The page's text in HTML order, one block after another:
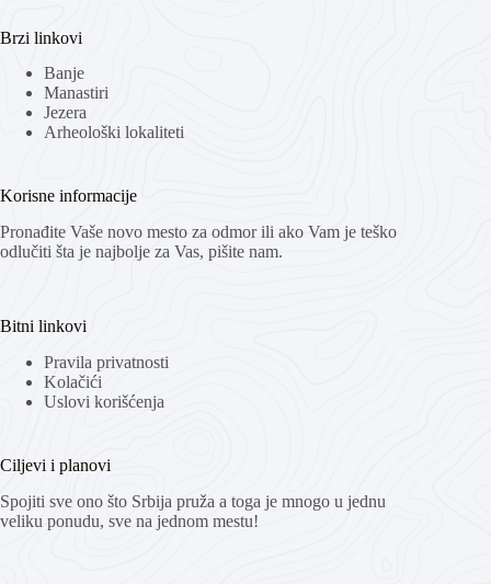
Brzi linkovi
Banje
Manastiri
Jezera
Arheološki lokaliteti
Korisne informacije
Pronađite Vaše novo mesto za odmor ili ako Vam je teško
odlučiti šta je najbolje za Vas, pišite nam.
Bitni linkovi
Pravila privatnosti
Kolačići
Uslovi korišćenja
Ciljevi i planovi
Spojiti sve ono što Srbija pruža a toga je mnogo u jednu
veliku ponudu, sve na jednom mestu!